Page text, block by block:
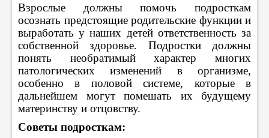
Взрослые должны помочь подросткам
осознать предстоящие родительские функции и
выработать у наших детей ответственность за
собственной здоровье. Подростки должны
понять необратимый характер многих
патологических изменений в организме,
особенно в половой системе, которые в
дальнейшем могут помешать их будущему
материнству и отцовству.
Советы подросткам: